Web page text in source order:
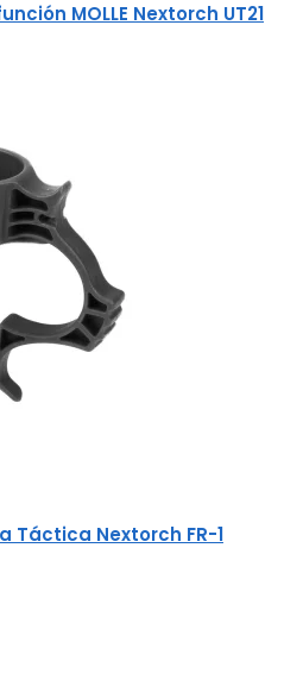
MOLLE Nextorch UT21
Táctica Nextorch FR-1